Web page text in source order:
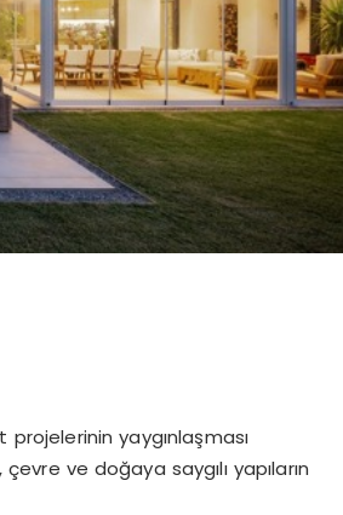
projelerinin yaygınlaşması
ve doğaya saygılı yapıların